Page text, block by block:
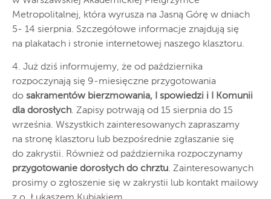
Metropolitalnej, która wyrusza na Jasną Górę w dniach
5- 14 sierpnia. Szczegółowe informacje znajdują się
na plakatach i stronie internetowej naszego klasztoru.
4. Już dziś informujemy, że od października
rozpoczynają się 9-miesięczne przygotowania
do sakramentów bierzmowania, I spowiedzi i I Komunii
dla dorosłych. Zapisy potrwają od 15 sierpnia do 15
września. Wszystkich zainteresowanych zapraszamy
na stronę klasztoru lub bezpośrednie zgłaszanie się
do zakrystii. Również od października rozpoczynamy
przygotowanie dorosłych do chrztu. Zainteresowanych
prosimy o zgłoszenie się w zakrystii lub kontakt mailowy